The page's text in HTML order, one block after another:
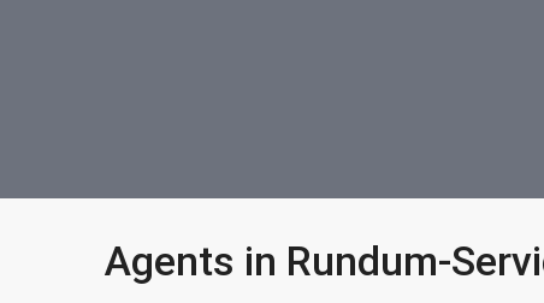
Agents in Rundum-